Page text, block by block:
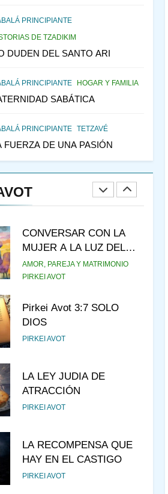
PRINCIPIANTE
DE TZADIKIM
DUDEN DEL SANTO ARI
PRINCIPIANTE HOGAR Y FAMILIA
SABÁTICA
PRINCIPIANTE TETZAVÉ
FUERZA DE UNA PASIÓN
CONSEJO DE LOS
PADRES
PENSAMIENTO JUDÍO
VEAMOS ¿POR QUÉ
DE LAS MUJERES
PENSAMIENTO JUDÍO
JASIDUT
CONVERSAR CON LA
MUJER A LA LUZ DEL
JUDAÍSMO
AMOR, PAREJA Y MATRIMONIO
PIRKEI AVOT
Pirkei Avot 3:7 SOLO
DIOS
PIRKEI AVOT
LA LEY JUDIA DE
ATRACCIÓN
PIRKEI AVOT
LA RECOMPENSA QUE
HAY EN EL CASTIGO
PIRKEI AVOT